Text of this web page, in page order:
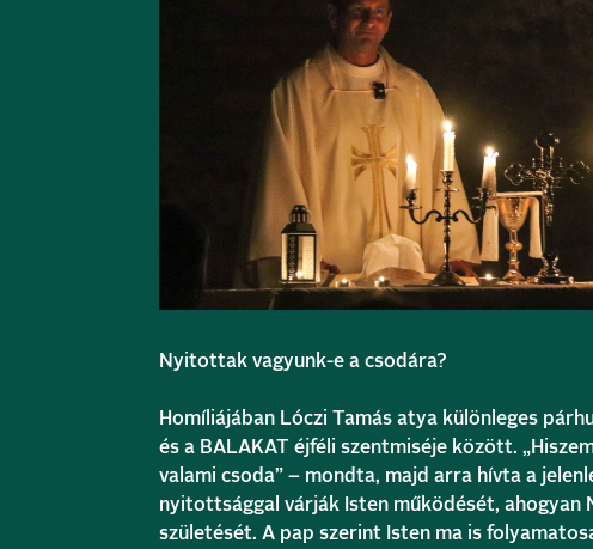
Nyitottak vagyunk-e a csodára?
Homíliájában Lóczi Tamás atya különleges
és a BALAKAT éjféli szentmiséje között.
valami csoda” – mondta, majd arra hívta a
nyitottsággal várják Isten működését, ahogyan
születését. A pap szerint Isten ma is